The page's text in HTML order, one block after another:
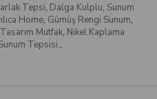
Tepsi, Dalga Kulplu, Sunum
Home, Gümüş Rengi Sunum,
Tasarım Mutfak, Nikel Kaplama
Tepsisi.,